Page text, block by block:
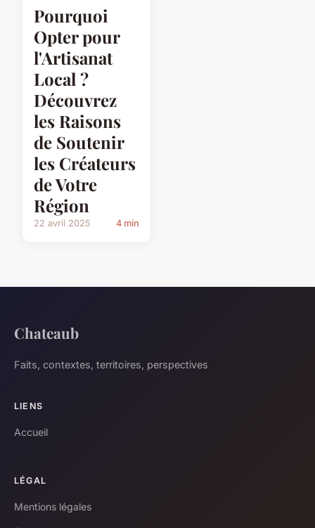
Pourquoi
Opter pour
l'Artisanat
Local ?
Découvrez
les Raisons
de Soutenir
les Créateurs
de Votre
Région
22 avril 2025 4 min
Chateaub
Faits, contextes, territoires, perspectives
LIENS
Accueil
LÉGAL
Mentions légales